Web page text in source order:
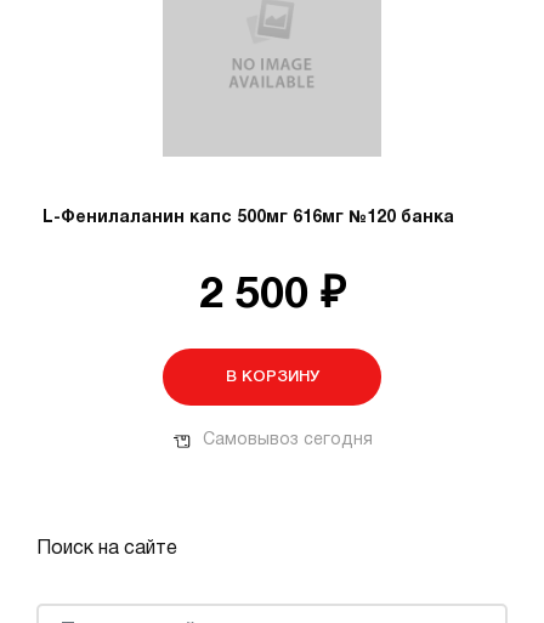
L-Фенилаланин капс 500мг 616мг №120 банка
2 500 ₽
В КОРЗИНУ
Самовывоз сегодня
Поиск на сайте